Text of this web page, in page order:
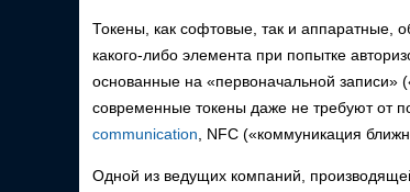
Токены, как софтовые, так и аппаратные,
какого-либо элемента при попытке
основанные на «первоначальной
современные токены даже не требуют от
communication , NFC («коммуникация
Одной из ведущих компаний,